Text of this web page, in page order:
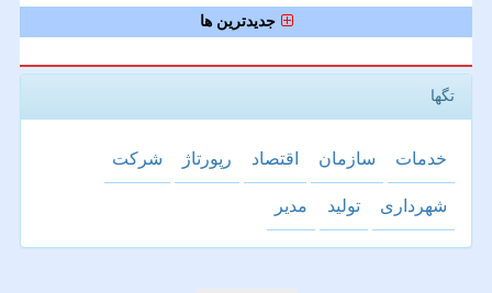
جدیدترین ها
تگها
خدمات سازمان اقتصاد رپورتاژ شركت
شهرداری تولید مدیر